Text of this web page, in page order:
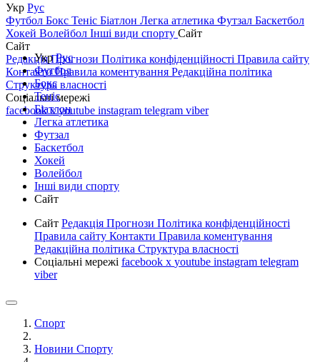
Укр Рус
Футбол Бокс Теніс Біатлон Легка атлетика Футзал Баскетбол
Хокей Волейбол Інші види спорту Сайт
Сайт
РедакціяПрогнози Політика конфіденційності Правила сайту
КонтактиПравила коментування Редакційна політика
Структура власності
Соціальні мережі
facebookxyoutube instagram telegram viber
УкрРус
Футбол
Бокс
Теніс
Біатлон
Легка атлетика
Футзал
Баскетбол
Хокей
Волейбол
Інші види спорту
Сайт
Сайт Редакція Прогнози Політика конфіденційності
Правила сайту Контакти Правила коментування
Редакційна політика Структура власності
Соціальні мережі facebook x youtube instagram telegram
viber
Спорт
Новини Спорту